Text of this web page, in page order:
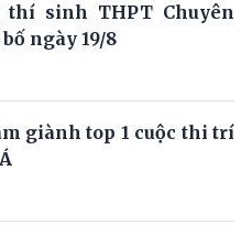
sinh THPT Chuyên
ngày 19/8
giành top 1 cuộc thi trí